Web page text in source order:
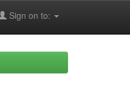
Sign on to: